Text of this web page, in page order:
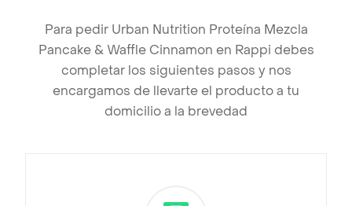
Para pedir Urban Nutrition Proteína Mezcla
Pancake & Waffle Cinnamon en Rappi debes
completar los siguientes pasos y nos
encargamos de llevarte el producto a tu
domicilio a la brevedad